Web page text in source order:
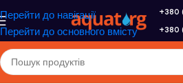
Перейти до навігації
Перейти до основного вмісту
+380
+380
Головна/Altek/Геліосистеми/Запасні